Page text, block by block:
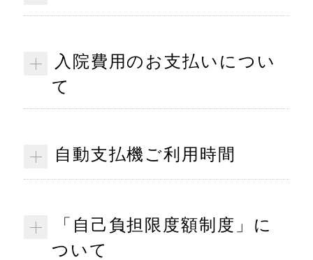
入院費用のお支払いについ
て
自動支払機ご利用時間
「自己負担限度額制度」に
ついて